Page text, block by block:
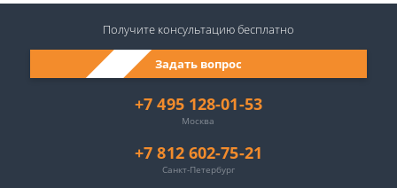
+7 495 128-01-53
Москва
+7 812 602-75-21
Санкт-Петербург
Задать вопрос
Получите консультациюбесплатно